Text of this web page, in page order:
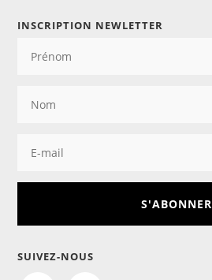
INSCRIPTION NEWLETTER
S'ABONNER
SUIVEZ-NOUS